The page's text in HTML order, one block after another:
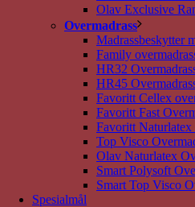
Olav Exclusive
Overmadrass
Madrassbeskytter
Family
HR32
HR45
Favoritt Cellex
Favoritt Fast
Favoritt Naturlatex
Top Visco
Olav Naturlatex
Smart Polysoft
Smart Top Visco
Spesialmål